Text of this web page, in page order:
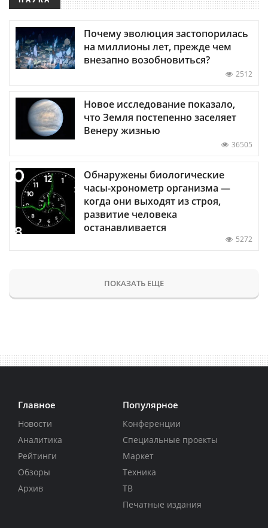
Почему эволюция застопорилась
на миллионы лет, прежде чем
внезапно возобновиться?
2512
Новое исследование показало,
что Земля постепенно заселяет
Венеру жизнью
36505
Обнаружены биологические
часы-хронометр организма —
когда они выходят из строя,
развитие человека
останавливается
5272
ПОКАЗАТЬ ЕЩЕ
Главное
Новости
Аналитика
Рейтинги
Обзоры
Архив
Популярное
Конференции
Специальные проекты
Маркет
Техника
ТВ
Печатные издания